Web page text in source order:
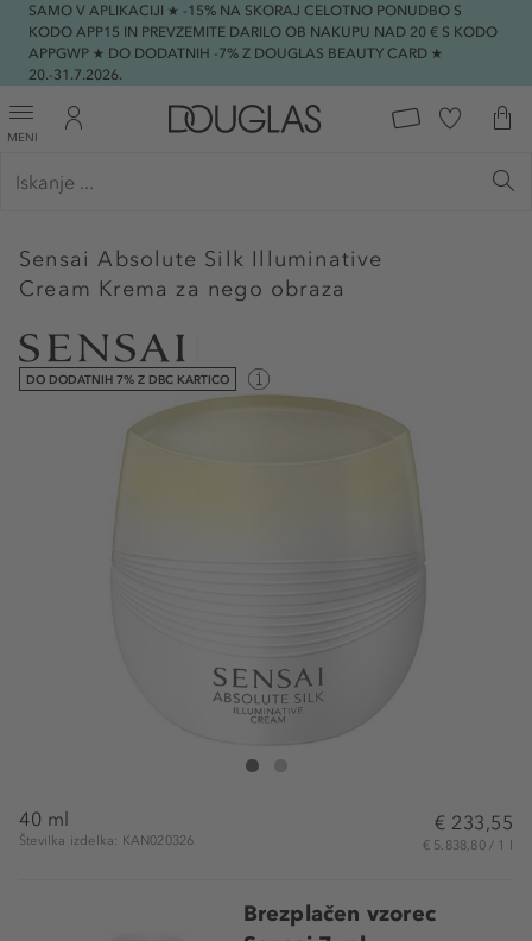
SAMO V APLIKACIJI ★ -15% NA SKORAJ CELOTNO PONUDBO S
KODO APP15 IN PREVZEMITE DARILO OB NAKUPU NAD 20 € S KODO
APPGWP ★ DO DODATNIH -7% Z DOUGLAS BEAUTY CARD ★
20.-31.7.2026.
MENI
SensaiAbsolute Silk Illuminative
Cream Krema za nego obraza
DO DODATNIH 7% Z DBC KARTICO
Sensai Absolute Silk Illuminative Cream
40 ml
Številka izdelka: KAN020326
€ 233,55
€ 5.838,80 / 1 l
Brezplačen vzorec